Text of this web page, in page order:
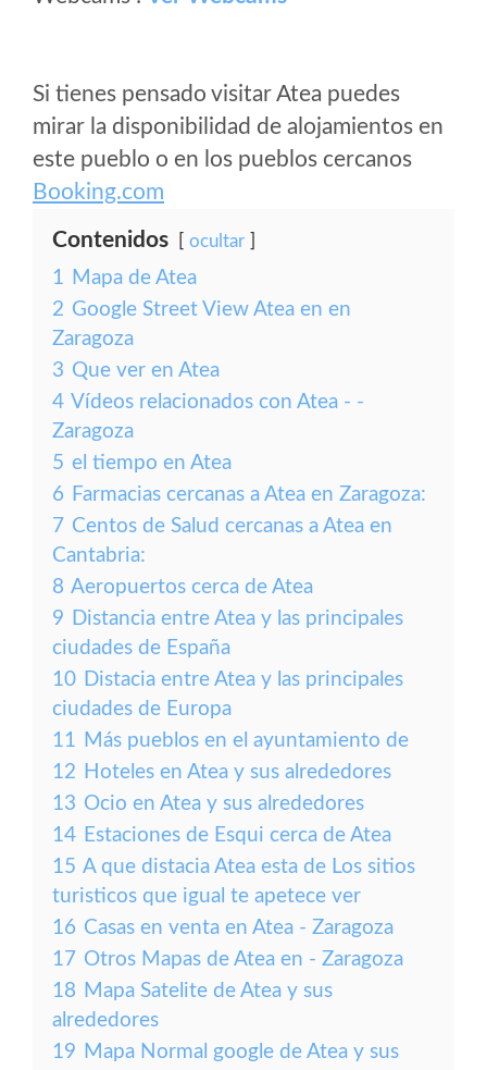
Si tienes pensado visitar Atea puedes
mirar la disponibilidad de alojamientos en
este pueblo o en los pueblos cercanos
Booking.com
Contenidos ocultar
1 Mapa de Atea
2 Google Street View Atea en en
Zaragoza
3 Que ver en Atea
4 Vídeos relacionados con Atea - -
Zaragoza
5 el tiempo en Atea
6 Farmacias cercanas a Atea en Zaragoza:
7 Centos de Salud cercanas a Atea en
Cantabria:
8 Aeropuertos cerca de Atea
9 Distancia entre Atea y las principales
ciudades de España
10 Distacia entre Atea y las principales
ciudades de Europa
11 Más pueblos en el ayuntamiento de
12 Hoteles en Atea y sus alrededores
13 Ocio en Atea y sus alrededores
14 Estaciones de Esqui cerca de Atea
15 A que distacia Atea esta de Los sitios
turisticos que igual te apetece ver
16 Casas en venta en Atea - Zaragoza
17 Otros Mapas de Atea en - Zaragoza
18 Mapa Satelite de Atea y sus
alrededores
19 Mapa Normal google de Atea y sus